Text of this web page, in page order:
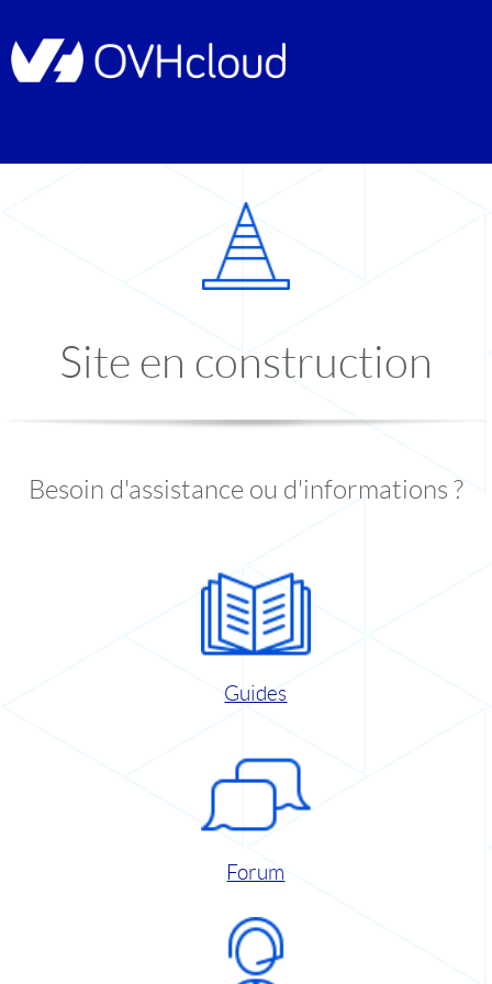
Site en construction
Besoin d'assistance ou d'informations ?
Guides
Forum